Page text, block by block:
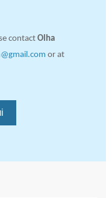
contact Olha
or at